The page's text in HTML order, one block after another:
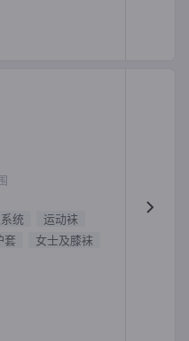
统
运动袜
套
女士及膝袜